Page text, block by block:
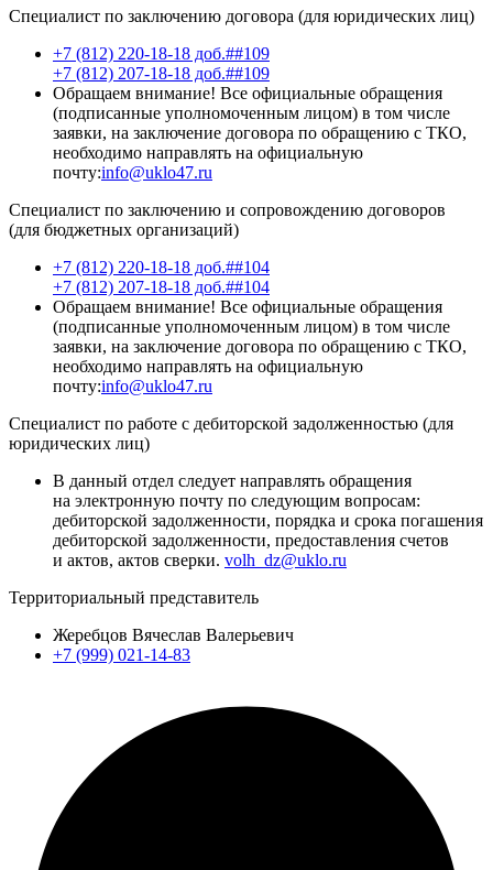
Специалист по заключению договора (для юридических лиц)
+7 (812) 220-18-18 доб.##109
+7 (812) 207-18-18 доб.##109
Обращаем внимание! Все официальные обращения
(подписанные уполномоченным лицом) в том числе
заявки, на заключение договора по обращению с ТКО,
необходимо направлять на официальную
почту:info@uklo47.ru
Специалист по заключению и сопровождению договоров
(для бюджетных организаций)
+7 (812) 220-18-18 доб.##104
+7 (812) 207-18-18 доб.##104
Обращаем внимание! Все официальные обращения
(подписанные уполномоченным лицом) в том числе
заявки, на заключение договора по обращению с ТКО,
необходимо направлять на официальную
почту:info@uklo47.ru
Специалист по работе с дебиторской задолженностью (для
юридических лиц)
В данный отдел следует направлять обращения
на электронную почту по следующим вопросам:
дебиторской задолженности, порядка и срока погашения
дебиторской задолженности, предоставления счетов
и актов, актов сверки. volh_dz@uklo.ru
Территориальный представитель
Жеребцов Вячеслав Валерьевич
+7 (999) 021-14-83